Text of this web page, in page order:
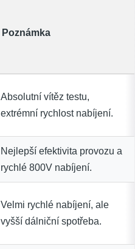
Poznámka
Absolutní vítěz testu,
extrémní rychlost nabíjení.
Nejlepší efektivita provozu a
rychlé 800V nabíjení.
Velmi rychlé nabíjení, ale
vyšší dálniční spotřeba.